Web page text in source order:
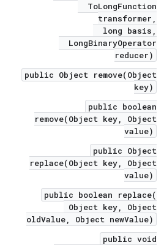
ToLongFunction
transformer,
long basis,
LongBinaryOperator
reducer)
public Object remove(Object
key)
public boolean
remove(Object key, Object
value)
public Object
replace(Object key, Object
value)
public boolean replace(
Object key, Object
oldValue, Object newValue)
public void